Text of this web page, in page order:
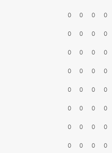
0 0 0 0
0 0 0 0
0 0 0 0
0 0 0 0
0 0 0 0
0 0 0 0
0 0 0 0
0 0 0 0